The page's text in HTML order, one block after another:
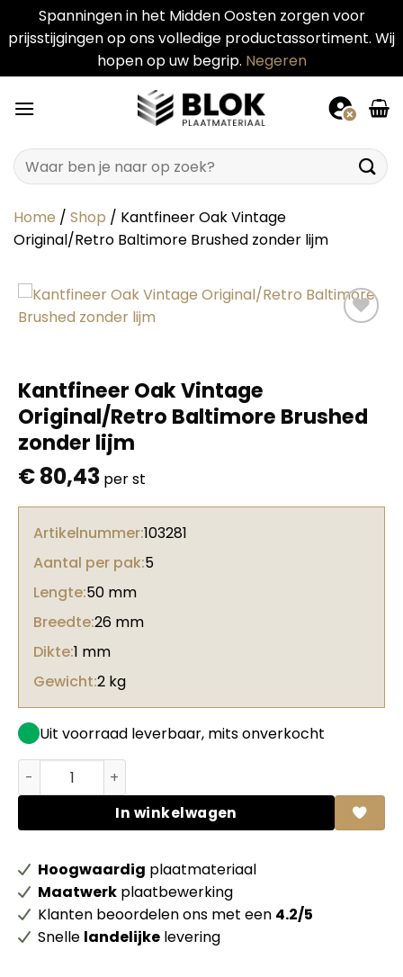
Spanningen in het Midden Oosten zorgen voor
prijsstijgingen op ons volledige productassortiment. Wij
hopen op uw begrip. Negeren
naar
Zoeken
naar:
Home / Shop / Kantfineer Oak Vintage
Original/Retro Baltimore Brushed zonder lijm
Kantfineer Oak Vintage
Original/Retro Baltimore Brushed
zonder lijm
€80,43 per st
Artikelnummer:103281
Aantal per pak:5
Lengte:50 mm
Breedte:26 mm
Dikte:1 mm
Gewicht:2 kg
Uit voorraad leverbaar, mits onverkocht
Kantfineer Oak Vintage Original/Retro Baltimore
In winkelwagen
Hoogwaardig plaatmateriaal
Maatwerk plaatbewerking
Klanten beoordelen ons met een 4.2/5
Snelle landelijke levering